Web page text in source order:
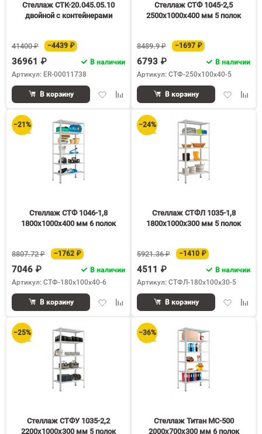
Стеллаж СТК-20.045.05.10
двойной с контейнерами
41400 ₽ −4439 ₽
36961 ₽
В наличии
Артикул: ER-00011738
ДобавитьДобавить
сравнению
В корзину
Стеллаж СТФ 1045-2,5
2500х1000х400 мм 5 полок
8489.9 ₽ −1697 ₽
6793 ₽
В наличии
Артикул: СТФ-250х100х40-5
Добавить
В корзину
−21%
Стеллаж СТФ 1046-1,8
1800х1000х400 мм 6 полок
8807.72 ₽ −1762 ₽
7046 ₽
В наличии
Артикул: СТФ-180х100х40-6
ДобавитьДобавить
сравнению
В корзину
−24%
Стеллаж СТФЛ 1035-1,8
1800х1000х300 мм 5 полок
5921.36 ₽ −1410 ₽
4511 ₽
В наличии
Артикул: СТФЛ-180х100х30-5
Добавить
В корзину
−25%
Стеллаж СТФУ 1035-2,2
2200х1000х300 мм 5 полок
−36%
Стеллаж Титан МС-500
2000х700х300 мм 6 полок